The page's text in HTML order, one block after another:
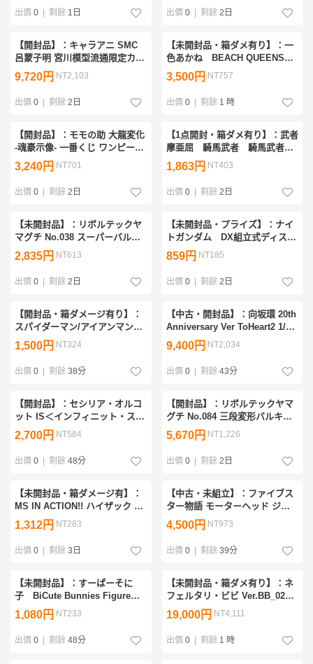
ギュア(20260713)
出價 0 剩餘 1日
(20260615)
出價 0 剩餘 2日
【開封品】：キャラアニ SMC
呂蒙子明 宮川模型流通限定カラ
ーver. 一騎当千 Drgon Destiny
1/8PVC塗装済み完成品 フィギ
ュア(20260714)
9,720円 NT2,103
出價 0 剩餘 2日
【未開封品・箱ダメ有り】：一
色あかね BEACH QUEENS
1/10完成品フィギュア ビビッ
ドレッド・オペレーション
(20260724)
3,500円 NT757
出價 0 剩餘 1 時
【開封品】：モモの助 大龍変化
-魂豪示像- 一番くじ ワンピース
EX 挑め!百花繚乱鬼ヶ島 A賞 フ
ィギュア ONE
PIECE(20260718)
3,240円 NT701
出價 0 剩餘 2日
【1点開封・箱ダメ有り】：武者
摩亜屈 騎馬武者 騎馬武者伝
リアルタイプフィギュア3 2種
セット ガンダムシリーズ
(20260718)
1,863円 NT403
出價 0 剩餘 2日
【未開封品】：リボルテックヤ
マグチ No.038 スーパーバルキ
リーVF-1A 一条輝機 超時空要塞
マクロス 海洋堂 可動式フィギ
ュア(20260717)
2,835円 NT613
出價 0 剩餘 2日
【未開封品・プライズ】：ナイ
トガンダム DX組立式ディスプ
レイモデルスペシャル Hi-νガ
ンダム＆ナイトガンダム
(20260610)
859円 NT185
出價 0 剩餘 2日
【開封品・箱ダメージ有り】：
スパイダーマン/アイアンマン
週刊 マーベル・ファクト・ファ
イル 特典フィギュアのみ
(20260803)
1,500円 NT324
出價 0 剩餘 38分
【中古・開封品】：向坂環 20th
Anniversary Ver ToHeart2 1/7
プラスチック製塗装済み完成品
(20260803)
9,400円 NT2,034
出價 0 剩餘 43分
【開封品】：セシリア・オルコ
ット IS＜インフィニット・スト
ラトス＞ BEACH QUEENS 1/10
塗装済完成品 フィギュア ウェ
ーブ(20260721)
2,700円 NT584
出價 0 剩餘 48分
【開封品】：リボルテックヤマ
グチ No.084 三段変形バルキリ
ー VF-1J 一条輝機 超時空要塞
マクロス 可動式フィギュア
(20260718)
5,670円 NT1,226
出價 0 剩餘 2日
【未開封品・箱ダメージ有】：
MS IN ACTION!! ハイザック 地
球連邦軍カラー 「機動戦士Zガ
ンダム」 フィギュア
MIA(20260702)
1,312円 NT283
出價 0 剩餘 3日
【中古・未組立】：ファイブス
ター物語 モーターヘッド ジエ
ンプレスフレーム アッセンブル
モデルキット 海洋堂(20260728)
4,500円 NT973
出價 0 剩餘 39分
【未開封品】：すーぱーそに
子 BiCute Bunnies Figure
逆バニー(20260721)②
1,080円 NT233
出價 0 剩餘 48分
【未開封品・箱ダメ有り】：ネ
フェルタリ・ビビ Ver.BB_02
Portrait.Of.Pirates ワンピース”
LIMITED EDITION”(20260724)
19,000円 NT4,111
出價 0 剩餘 1 時